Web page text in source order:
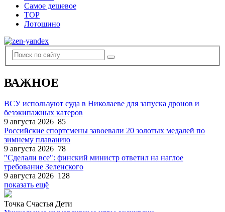
Самое дешевое
TOP
Лотошино
ВАЖНОЕ
ВСУ используют суда в Николаеве для запуска дронов и
безэкипажных катеров
9 августа 2026 85
Российские спортсмены завоевали 20 золотых медалей по
зимнему плаванию
9 августа 2026 78
"Сделали все": финский министр ответил на наглое
требование Зеленского
9 августа 2026 128
показать ещё
Точка Счастья Дети